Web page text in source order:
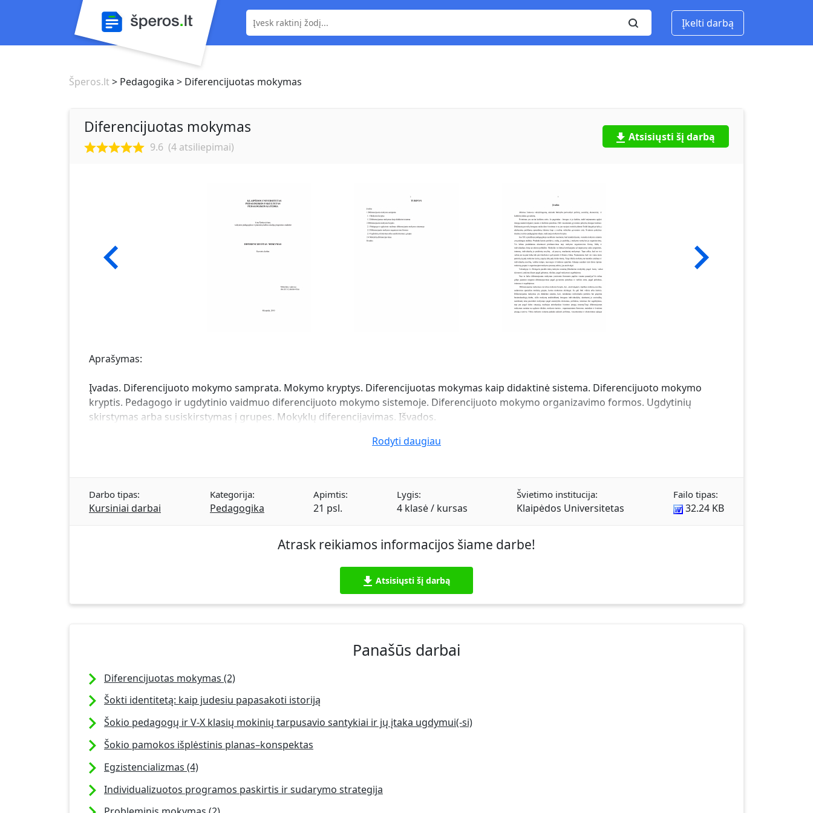
Įkelti darbą
Šperos.lt> Pedagogika > Diferencijuotas mokymas
Diferencijuotas mokymas
9.6 (4 atsiliepimai)
Atsisiųsti šį darbą
Aprašymas:
Įvadas. Diferencijuoto mokymo samprata. Mokymo kryptys. Diferencijuotas mokymas kaip didaktinė sistema. Diferencijuoto mokymo
kryptis. Pedagogo ir ugdytinio vaidmuo diferencijuoto mokymo sistemoje. Diferencijuoto mokymo organizavimo formos. Ugdytinių
skirstymas arba susiskirstymas į grupes. Mokyklų diferencijavimas. Išvados.
Rodyti daugiau
Darbo tipas:
Kursiniai darbai
Kategorija:
Pedagogika
Apimtis:
21 psl.
Lygis:
4 klasė / kursas
Švietimo institucija:
Klaipėdos Universitetas
Failo tipas:
32.24 KB
Atrask reikiamos informacijos šiame darbe!
Atsisiųsti šį darbą
Panašūs darbai
Diferencijuotas mokymas (2)
Šokti identitetą: kaip judesiu papasakoti istoriją
Šokio pedagogų ir V-X klasių mokinių tarpusavio santykiai ir jų įtaka ugdymui(-si)
Šokio pamokos išplėstinis planas–konspektas
Egzistencializmas (4)
Individualizuotos programos paskirtis ir sudarymo strategija